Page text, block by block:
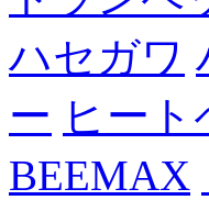
ハセガワ
ー ヒー
BEEMAX